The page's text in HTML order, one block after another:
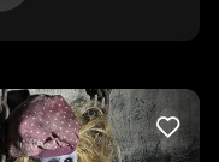
LIKE